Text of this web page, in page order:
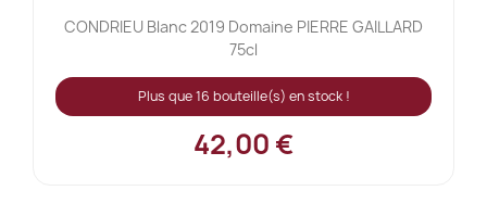
CONDRIEU Blanc 2019 Domaine PIERRE GAILLARD
75cl
Plus que 16 bouteille(s) en stock !
42,00 €